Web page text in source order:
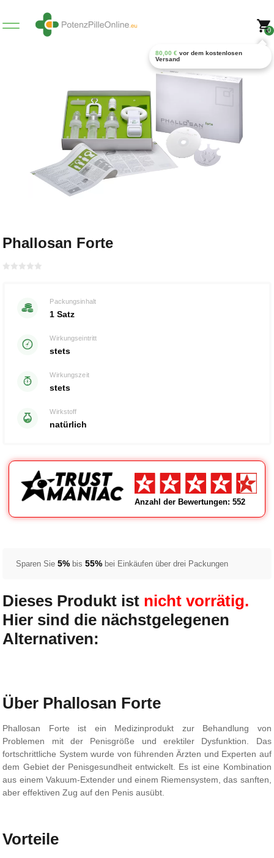
0
80,00 € vor dem kostenlosen
Versand
Phallosan Forte
Packungsinhalt
1 Satz
Wirkungseintritt
stets
Wirkungszeit
stets
Wirkstoff
natürlich
Anzahl der Bewertungen: 552
Sparen Sie5% bis55% bei Einkäufen über drei Packungen
Dieses Produkt ist nicht vorrätig.
Hier sind die nächstgelegenen
Alternativen:
Über Phallosan Forte
Phallosan Forte ist ein Medizinprodukt zur Behandlung von
Problemen mit der Penisgröße und erektiler Dysfunktion. Das
fortschrittliche System wurde von führenden Ärzten und Experten auf
dem Gebiet der Penisgesundheit entwickelt. Es ist eine Kombination
aus einem Vakuum-Extender und einem Riemensystem, das sanften,
aber effektiven Zug auf den Penis ausübt.
Vorteile